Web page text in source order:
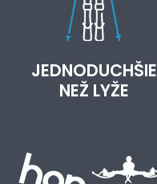
JEDNODUCHŠIE
NEŽ LYŽE